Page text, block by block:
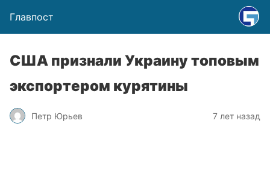
Главпост
США признали Украину топовым
экспортером курятины
Петр Юрьев 7 лет назад